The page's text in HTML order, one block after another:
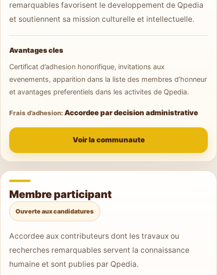
remarquables favorisent le developpement de Qpedia
et soutiennent sa mission culturelle et intellectuelle.
Avantages cles
Certificat d’adhesion honorifique, invitations aux
evenements, apparition dans la liste des membres d’honneur
et avantages preferentiels dans les activites de Qpedia.
Frais d’adhesion: Accordee par decision administrative
Voir la communaute
Membre participant
Ouverte aux candidatures
Accordee aux contributeurs dont les travaux ou
recherches remarquables servent la connaissance
humaine et sont publies par Qpedia.